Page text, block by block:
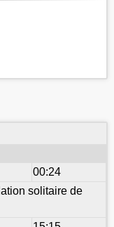
00:24
solitaire de